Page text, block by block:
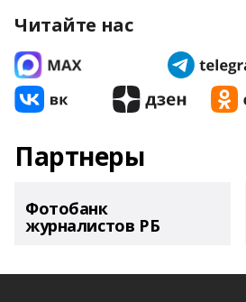
Читайте нас
Партнеры
Фотобанк
журналистов РБ